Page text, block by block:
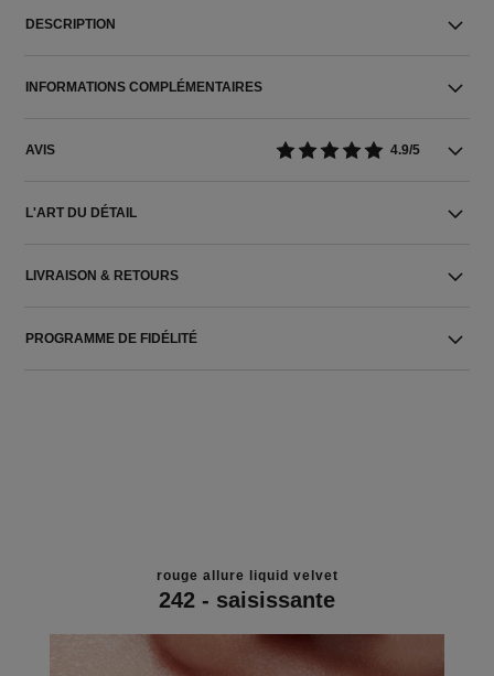
DESCRIPTION
INFORMATIONS COMPLÉMENTAIRES
AVIS 4.9/5
L'ART DU DÉTAIL
LIVRAISON & RETOURS
PROGRAMME DE FIDÉLITÉ
rouge allure liquid velvet
242 - saisissante